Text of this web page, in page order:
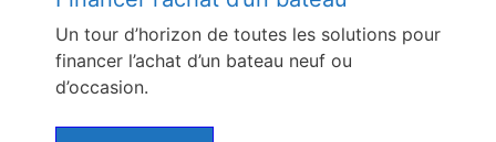
Un tour d’horizon de toutes les solutions pour
financer l’achat d’un bateau neuf ou
d’occasion.